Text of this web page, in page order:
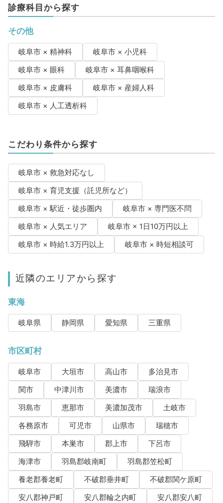
診療科目から探す
その他
岐阜市 × 精神科
岐阜市 × 小児科
岐阜市 × 眼科
岐阜市 × 耳鼻咽喉科
岐阜市 × 皮膚科
岐阜市 × 産婦人科
岐阜市 × 人工透析科
こだわり条件から探す
岐阜市 × 救急対応なし
岐阜市 × 育児支援（託児所など）
岐阜市 × 駅近・徒歩圏内
岐阜市 × 専門医不問
岐阜市 × 人気エリア
岐阜市 × 1日10万円以上
岐阜市 × 時給1.3万円以上
岐阜市 × 時短相談可
近隣のエリアから探す
東海
岐阜県 静岡県 愛知県 三重県
市区町村
岐阜市 大垣市 高山市
多治見市
関市
中津川市 美濃市
瑞浪市
羽島市
恵那市 美濃加茂市
土岐市
各務原市
可児市 山県市
瑞穂市
飛騨市
本巣市 郡上市
下呂市
海津市
羽島郡岐南町
羽島郡笠松町
養老郡養老町
不破郡垂井町
不破郡関ケ原町
安八郡神戸町
安八郡輪之内町
安八郡安八町